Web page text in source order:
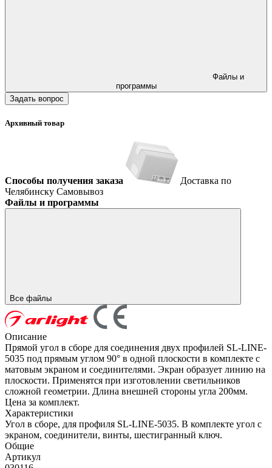
программы
Задать вопрос
Архивный товар
Способы получения заказа
Доставка по
Челябинску Самовывоз
Файлы и программы
Все файлы
Описание
Прямой угол в сборе для соединения двух профилей SL-LINE-
5035 под прямым углом 90° в одной плоскости в комплекте с
матовым экраном и соединителями. Экран образует линию на
плоскости. Применятся при изготовлении светильников
сложной геометрии. Длина внешней стороны угла 200мм.
Цена за комплект.
Характеристики
Угол в сборе, для профиля SL-LINE-5035. В комплекте угол с
экраном, соединители, винты, шестигранный ключ.
Общие
Артикул